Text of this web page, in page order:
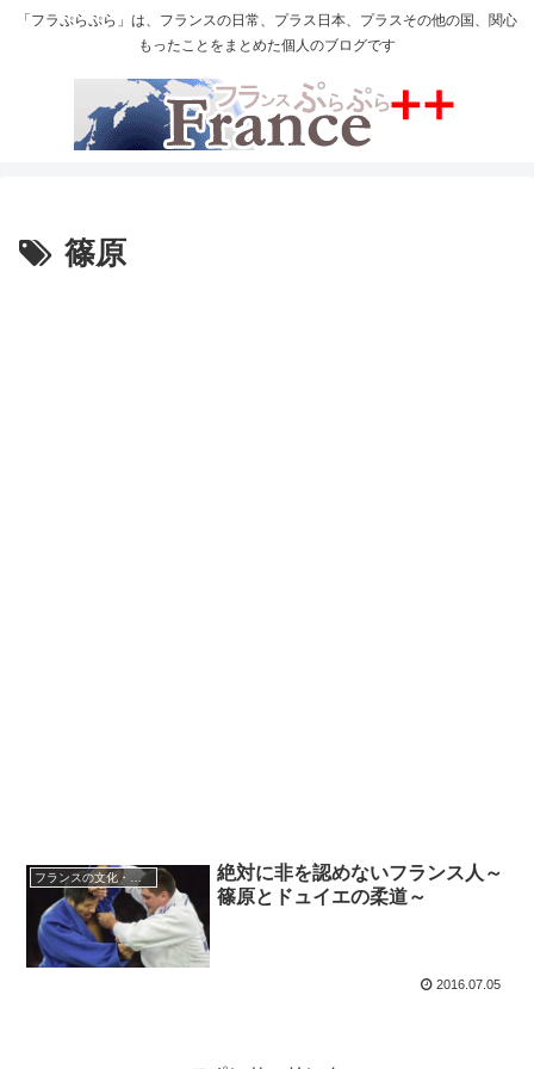
「フラぷらぷら」は、フランスの日常、プラス日本、プラスその他の国、関心
もったことをまとめた個人のブログです
篠原
フランスの文化・習慣を知る
絶対に非を認めないフランス人～
篠原とドュイエの柔道～
2016.07.05